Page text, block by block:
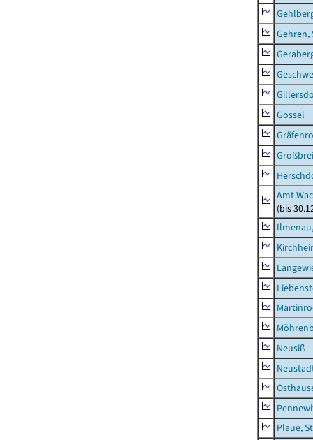
Gehren,
Gossel
Amt
(bis
Neusiß
Plaue,